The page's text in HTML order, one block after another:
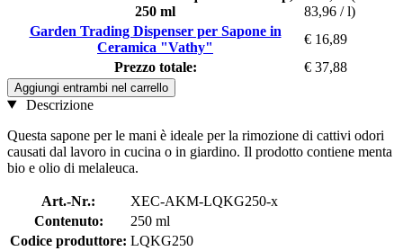
250 ml
83,96 / l)
Garden Trading Dispenser per Sapone in
Ceramica "Vathy"
€ 16,89
Prezzo totale:
€ 37,88
Aggiungi entrambi nel carrello
Descrizione
Questa sapone per le mani è ideale per la rimozione di cattivi odori
causati dal lavoro in cucina o in giardino. Il prodotto contiene menta
bio e olio di melaleuca.
Art.-Nr.:
XEC-AKM-LQKG250-x
Contenuto:
250 ml
Codice produttore: LQKG250